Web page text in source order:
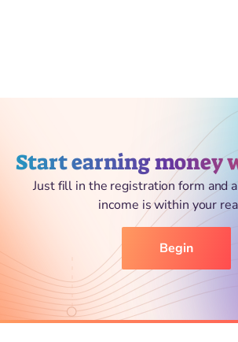
Start earning money
Just fill in the registration form and
income is within your
Begin